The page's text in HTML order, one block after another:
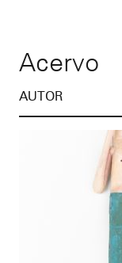
Acervo
AUTOR